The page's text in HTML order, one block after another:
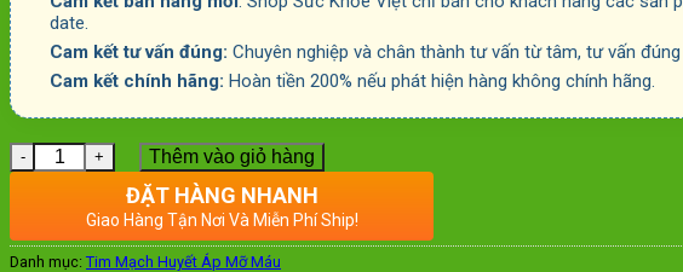
date.
Cam kết tư vấn đúng: Chuyên nghiệp và chân thành tư vấn từ tâm, tư vấn
Cam kết chính hãng: Hoàn tiền 200% nếu phát hiện hàng không chính hãng.
Số lượng Thêm vào giỏ hàng
ĐẶT HÀNG NHANH
Giao Hàng Tận Nơi Và Miễn Phí Ship!
Danh mục: Tim Mạch Huyết Áp Mỡ Máu